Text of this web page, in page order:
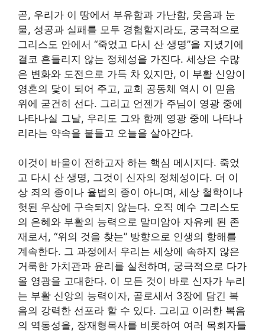
곧, 우리가 이 땅에서 부유함과 가난함, 웃음과 눈
물, 성공과 실패를 모두 경험할지라도, 궁극적으로
그리스도 안에서 “죽었고 다시 산 생명”을 지녔기에
결코 흔들리지 않는 정체성을 가진다. 세상은 수많
은 변화와 도전으로 가득 차 있지만, 이 부활 신앙이
영혼의 닻이 되어 주고, 교회 공동체 역시 이 믿음
위에 굳건히 선다. 그리고 언젠가 주님이 영광 중에
나타나실 그날, 우리도 그와 함께 영광 중에 나타나
리라는 약속을 붙들고 오늘을 살아간다.
이것이 바울이 전하고자 하는 핵심 메시지다. 죽었
고 다시 산 생명, 그것이 신자의 정체성이다. 더 이
상 죄의 종이나 율법의 종이 아니며, 세상 철학이나
헛된 우상에 구속되지 않는다. 오직 예수 그리스도
의 은혜와 부활의 능력으로 말미암아 자유케 된 존
재로서, “위의 것을 찾는” 방향으로 인생의 항해를
계속한다. 그 과정에서 우리는 세상에 속하지 않은
거룩한 가치관과 윤리를 실천하며, 궁극적으로 다가
올 영광을 고대한다. 이 모든 것이 바로 신자가 누리
는 부활 신앙의 능력이자, 골로새서 3장에 담긴 복
음의 강력한 선포라 할 수 있다. 그리고 이러한 복음
의 역동성을, 장재형목사를 비롯하여 여러 목회자들